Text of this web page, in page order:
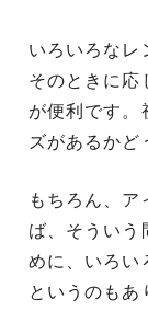
いろいろなレ
そのときに応
が便利です。
ズがあるかど
もちろん、
ば、そういう
めに、いろい
というのもあ